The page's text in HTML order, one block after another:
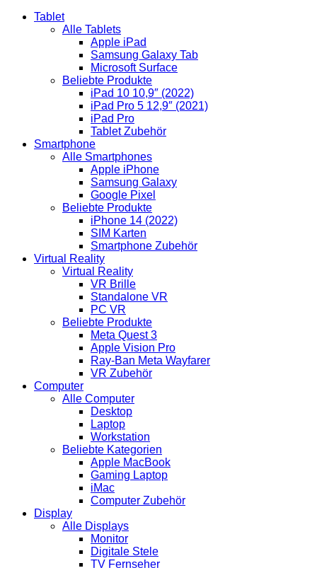
Tablet
Alle Tablets
Apple iPad
Samsung Galaxy Tab
Microsoft Surface
Beliebte Produkte
iPad 10 10,9″ (2022)
iPad Pro 5 12,9″ (2021)
iPad Pro
Tablet Zubehör
Smartphone
Alle Smartphones
Apple iPhone
Samsung Galaxy
Google Pixel
Beliebte Produkte
iPhone 14 (2022)
SIM Karten
Smartphone Zubehör
Virtual Reality
Virtual Reality
VR Brille
Standalone VR
PC VR
Beliebte Produkte
Meta Quest 3
Apple Vision Pro
Ray-Ban Meta Wayfarer
VR Zubehör
Computer
Alle Computer
Desktop
Laptop
Workstation
Beliebte Kategorien
Apple MacBook
Gaming Laptop
iMac
Computer Zubehör
Display
Alle Displays
Monitor
Digitale Stele
TV Fernseher